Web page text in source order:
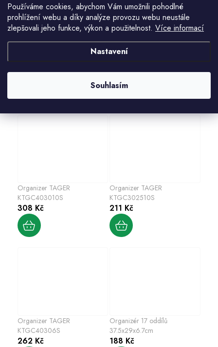
Používáme cookies, abychom Vám umožnili pohodlné
prohlížení webu a díky analýze provozu webu neustále
zlepšovali jeho funkce, výkon a použitelnost. Více informací
Nastavení
Souhlasím
229 Kč 243 Kč
box organizér NOR16,
172 Kč
Organizer TAGER
KTGC403010S
308 Kč
Organizer TAGER
KTGC302510S
211 Kč
Organizer TAGER
KTGC40306S
262 Kč
Organizér 17 oddílů
37.5x29x6.7cm
188 Kč